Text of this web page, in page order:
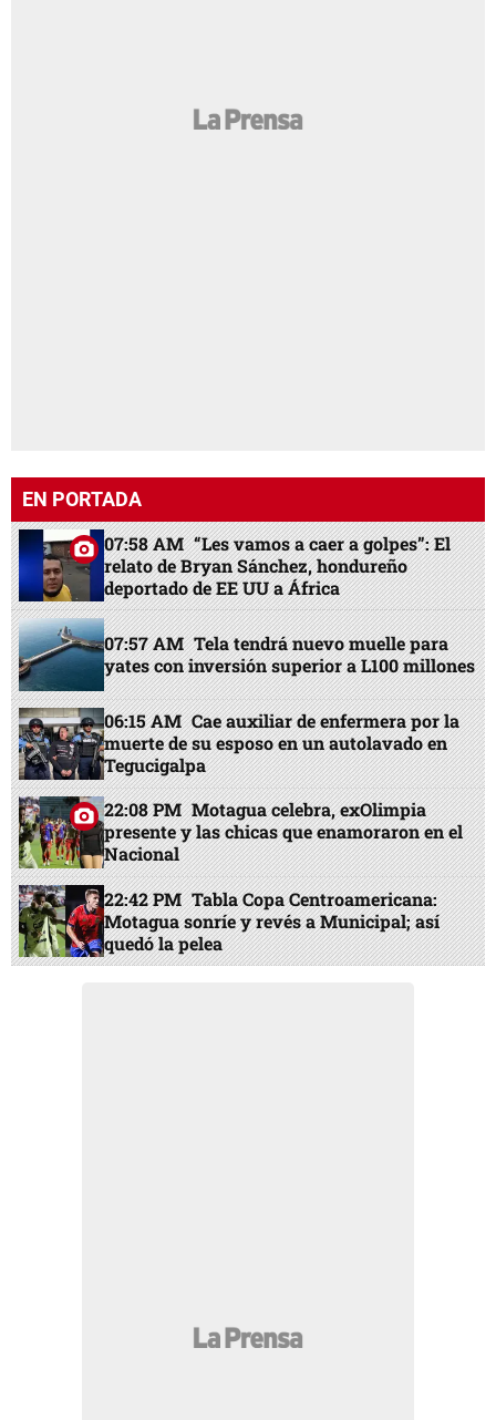
EN PORTADA
07:58 AM “Les vamos a caer a golpes”: El
relato de Bryan Sánchez, hondureño
deportado de EE UU a África
07:57 AM Tela tendrá nuevo muelle para
yates con inversión superior a L100 millones
06:15 AM Cae auxiliar de enfermera por la
muerte de su esposo en un autolavado en
Tegucigalpa
22:08 PM Motagua celebra, exOlimpia
presente y las chicas que enamoraron en el
Nacional
22:42 PM Tabla Copa Centroamericana:
Motagua sonríe y revés a Municipal; así
quedó la pelea